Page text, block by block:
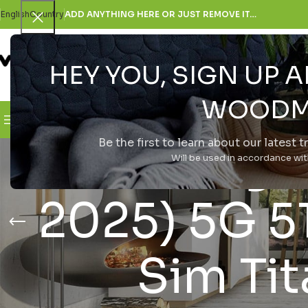
HEY YOU, SIGN UP
Be the first to learn about our latest
Will be used in accordance
EnglishCountryADD ANYTHING HERE OR JUST REMOVE IT…
SELECT CATEGORY
Browse Categories H Εταιρεία
Samsung
2025) 5G
Sim